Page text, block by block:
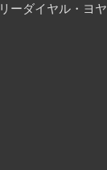
ダイヤル・ヨヤ